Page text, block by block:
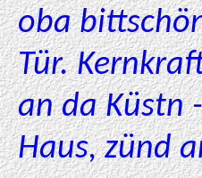
oba
Tür.
an da Küstn
Haus, zünd